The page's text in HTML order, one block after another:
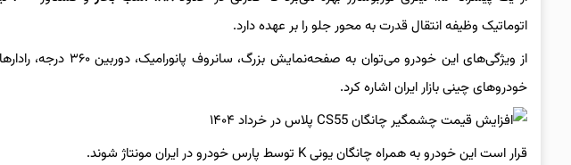
اتوماتیک وظیفه انتقال قدرت به محور جلو را بر عهده دارد.
از ویژگی‌های این خودرو
خودروهای چینی بازار ایران اشاره کرد.
قرار است این خودرو به همراه چانگان یونی K توسط پارس خودرو در ایران مونتاژ شوند.